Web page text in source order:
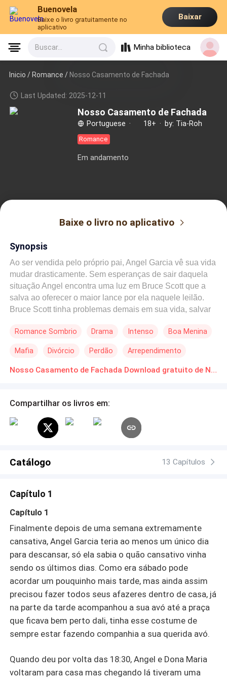
Buenovela
Baixe o livro gratuitamente no
aplicativo
Baixar
Buscar... Minha biblioteca
Inicio /Romance / Nosso Casamento de Fachada
Last Updated: 2025-12-11
Nosso Casamento de Fachada
Portuguese · 18+ · by: Tia-Roh
Romance
Em andamento
Baixe o livro no aplicativo
Synopsis
Ao ser vendida pelo próprio pai, Angel Garcia vê sua vida
mudar drasticamente. Sem esperanças de sair daquela
situação Angel encontra uma luz em Bruce Scott que a
salva ao oferecer o maior lance por ela naquele leilão.
Bruce Scott tinha problemas demais em sua vida, salvar
tendo a grande ideia de se casar com ela, assim
contrato de casamentos que não passava de uma farsa,
mas que com o tempo foi se transformando em algo
Romance Sombrio Drama Intenso Boa Menina
Mafia Divórcio Perdão Arrependimento
Nosso Casamento de Fachada Download gratuito de Novelas Online em PDF
Compartilhar os livros em:
Catálogo 13 Capítulos
Capítulo 1
Capítulo 1
Finalmente depois de uma semana extremamente
cansativa, Angel Garcia teria ao menos um único dia
para descansar, só ela sabia o quão cansativo vinha
sendo os últimos dias. Como era sábado pode
acordar um pouquinho mais tarde, mas ainda assim
precisou fazer todos seus afazeres dentro de casa, já
na parte da tarde acompanhou a sua avó até a praça
que ficava bem perto dali, tinha esse costume de
sempre estar fazendo companhia a sua querida avó.
Quando deu por volta das 18:30, Angel e Dona Maria
voltaram para casa mas chegando lá tiveram uma